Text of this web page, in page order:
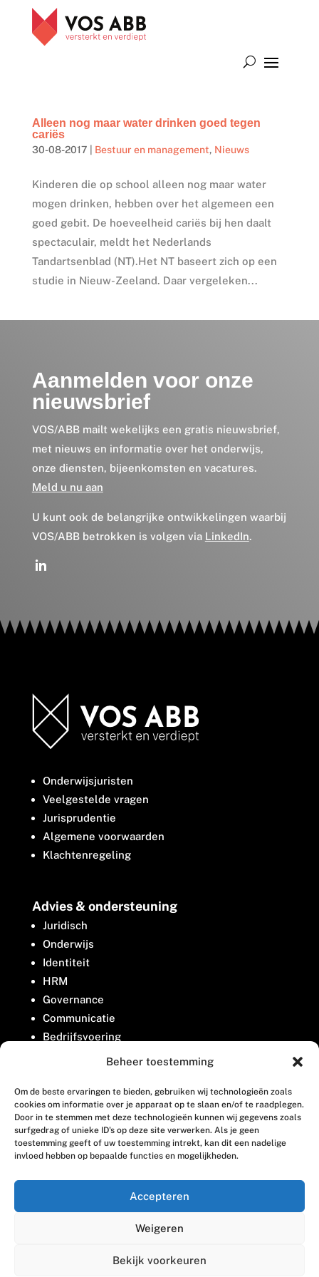
Beheer toestemming
Om de beste ervaringen te bieden, gebruiken wij technologieën zoals
cookies om informatie over je apparaat op te slaan en/of te raadplegen.
Door in te stemmen met deze technologieën kunnen wij gegevens zoals
surfgedrag of unieke ID's op deze site verwerken. Als je geen
toestemming geeft of uw toestemming intrekt, kan dit een nadelige
invloed hebben op bepaalde functies en mogelijkheden.
Accepteren
Weigeren
Bekijk voorkeuren
Alleen nog maar water drinken goed tegen
cariës
30-08-2017 Bestuur en management, Nieuws
Kinderen die op school alleen nog maar water
mogen drinken, hebben over het algemeen een
goed gebit. De hoeveelheid cariës bij hen daalt
spectaculair, meldt het Nederlands
Tandartsenblad (NT).Het NT baseert zich op een
studie in Nieuw-Zeeland. Daar vergeleken...
Aanmelden voor onze
nieuwsbrief
VOS/ABB mailt wekelijks een gratis nieuwsbrief,
met nieuws en informatie over het onderwijs,
onze diensten, bijeenkomsten en vacatures.
Meld u nu aan
U kunt ook de belangrijke ontwikkelingen waarbij
VOS/ABB betrokken is volgen via LinkedIn.
Onderwijsjuristen
Veelgestelde vragen
Jurisprudentie
Algemene voorwaarden
Klachtenregeling
Advies & ondersteuning
Juridisch
Onderwijs
Identiteit
HRM
Governance
Communicatie
Bedrijfsvoering
Belangenbehartiging
Contact
Houttuinlaan 8
3447 GM Woerden